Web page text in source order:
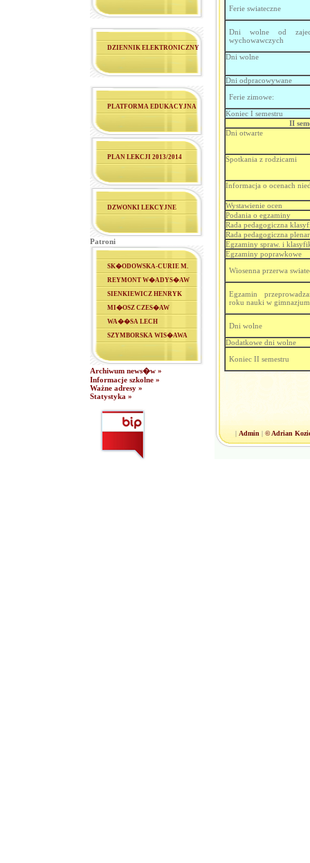
DZIENNIK ELEKTRONICZNY
PLATFORMA EDUKACYJNA
PLAN LEKCJI 2013/2014
DZWONKI LEKCYJNE
Patroni
SK�ODOWSKA-CURIE M.
REYMONT W�ADYS�AW
SIENKIEWICZ HENRYK
MI�OSZ CZES�AW
WA��SA LECH
SZYMBORSKA WIS�AWA
Archiwum news�w »
Informacje szkolne »
Ważne adresy »
Statystyka »
Ferie swiateczne
Dni wolne od zajec
wychowawczych
Dni wolne
Dni odpracowywane
Ferie zimowe:
Koniec I semestru
II
Dni otwarte
Spotkania z rodzicami
Informacja o ocenach
Wystawienie ocen
Podania o egzaminy
Rada pedagogiczna
Rada pedagogiczna
Egzaminy spraw. i
Egzaminy poprawkowe
Wiosenna przerwa
Egzamin
roku nauki w
Dni wolne
Dodatkowe dni wolne
Koniec II semestru
| Admin | © Adrian